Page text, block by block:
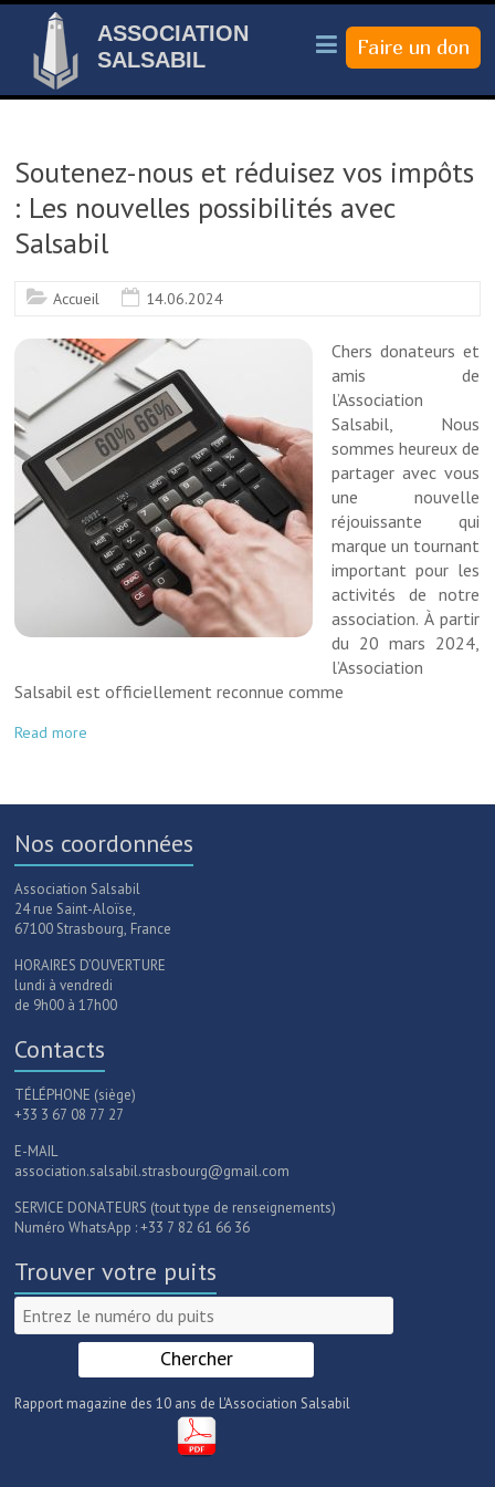
ASSOCIATION
SALSABIL
Soutenez-nous et réduisez vos impôts
: Les nouvelles possibilités avec
Salsabil
Accueil 14.06.2024
Chers donateurs et
amis de
l’Association
Salsabil, Nous
sommes heureux de
partager avec vous
une nouvelle
réjouissante qui
marque un tournant
important pour les
activités de notre
association. À partir
du 20 mars 2024,
l’Association
Salsabil est officiellement reconnue comme
Read more
Nos coordonnées
Association Salsabil
24 rue Saint-Aloïse,
67100 Strasbourg, France
HORAIRES D’OUVERTURE
lundi à vendredi
de 9h00 à 17h00
Contacts
TÉLÉPHONE (siège)
+33 3 67 08 77 27
E-MAIL
association.salsabil.strasbourg@gmail.com
SERVICE DONATEURS (tout type de renseignements)
Numéro WhatsApp : +33 7 82 61 66 36
Trouver votre puits
Rapport magazine des 10 ans de L'Association Salsabil